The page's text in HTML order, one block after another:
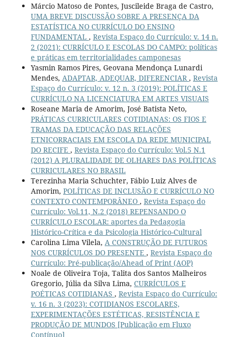
Márcio Matoso de Pontes, Juscileide Braga de Castro,
UMA BREVE DISCUSSÃO SOBRE A PRESENÇA DA
ESTATÍSTICA NO CURRÍCULO DO ENSINO
FUNDAMENTAL , Revista Espaço do Currículo: v. 14 n.
2 (2021): CURRÍCULO E ESCOLAS DO CAMPO: políticas
e práticas em territorialidades camponesas
Yasmin Ramos Pires, Geovana Mendonça Lunardi
Mendes, ADAPTAR, ADEQUAR, DIFERENCIAR , Revista
Espaço do Currículo: v. 12 n. 3 (2019): POLÍTICAS E
CURRÍCULO NA LICENCIATURA EM ARTES VISUAIS
Roseane Maria de Amorim, José Batista Neto,
PRÁTICAS CURRICULARES COTIDIANAS: OS FIOS E
TRAMAS DA EDUCAÇÃO DAS RELAÇÕES
ETNICORRACIAIS EM ESCOLA DA REDE MUNICIPAL
DO RECIFE , Revista Espaço do Currículo: Vol.5 N.1
(2012) A PLURALIDADE DE OLHARES DAS POLÍTICAS
CURRICULARES NO BRASIL
Terezinha Maria Schuchter, Fábio Luiz Alves de
Amorim, POLÍTICAS DE INCLUSÃO E CURRÍCULO NO
CONTEXTO CONTEMPORÂNEO , Revista Espaço do
Currículo: Vol.11, N.2 (2018) REPENSANDO O
CURRÍCULO ESCOLAR: aportes da Pedagogia
Histórico-Crítica e da Psicologia Histórico-Cultural
Carolina Lima Vilela, A CONSTRUÇÃO DE FUTUROS
NOS CURRÍCULOS DO PRESENTE , Revista Espaço do
Currículo: Pré-publicação/Ahead of Print (AOP)
Noale de Oliveira Toja, Talita dos Santos Malheiros
Gregorio, Júlia da Silva Lima, CURRÍCULOS E
POÉTICAS COTIDIANAS , Revista Espaço do Currículo:
v. 16 n. 3 (2023): COTIDIANOS ESCOLARES,
EXPERIMENTAÇÕES ESTÉTICAS, RESISTÊNCIA E
PRODUÇÃO DE MUNDOS [Publicação em Fluxo
Contínuo]